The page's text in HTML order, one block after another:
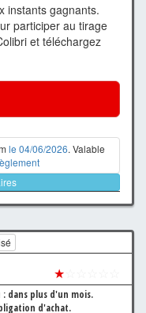
instants gagnants.
participer au tirage
et téléchargez
le 04/06/2026. Valable
★
: dans plus d'un mois.
d'achat.